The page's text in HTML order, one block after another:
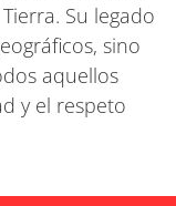
Su legado
sino
aquellos
y el respeto